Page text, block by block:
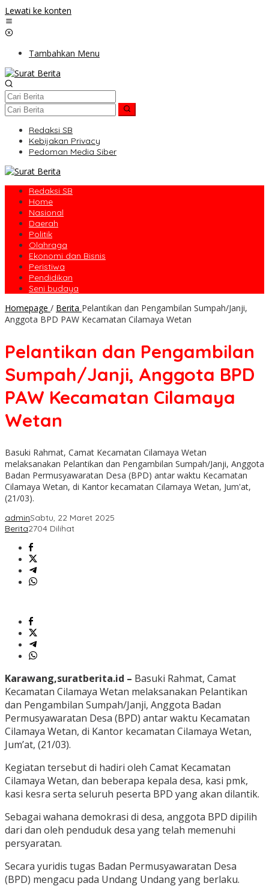
Lewati ke konten
Tambahkan Menu
Redaksi SB
Kebijakan Privacy
Pedoman Media Siber
Redaksi SB
Home
Nasional
Daerah
Politik
Olahraga
Ekonomi dan Bisnis
Peristiwa
Pendidikan
Seni budaya
Homepage / Berita Pelantikan dan Pengambilan Sumpah/Janji,
Anggota BPD PAW Kecamatan Cilamaya Wetan
Pelantikan dan Pengambilan
Sumpah/Janji, Anggota BPD
PAW Kecamatan Cilamaya
Wetan
Basuki Rahmat, Camat Kecamatan Cilamaya Wetan
melaksanakan Pelantikan dan Pengambilan Sumpah/Janji, Anggota
Badan Permusyawaratan Desa (BPD) antar waktu Kecamatan
Cilamaya Wetan, di Kantor kecamatan Cilamaya Wetan, Jum'at,
(21/03).
adminSabtu, 22 Maret 2025
Berita2704 Dilihat
Karawang,suratberita.id – Basuki Rahmat, Camat
Kecamatan Cilamaya Wetan melaksanakan Pelantikan
dan Pengambilan Sumpah/Janji, Anggota Badan
Permusyawaratan Desa (BPD) antar waktu Kecamatan
Cilamaya Wetan, di Kantor kecamatan Cilamaya Wetan,
Jum’at, (21/03).
Kegiatan tersebut di hadiri oleh Camat Kecamatan
Cilamaya Wetan, dan beberapa kepala desa, kasi pmk,
kasi kesra serta seluruh peserta BPD yang akan dilantik.
Sebagai wahana demokrasi di desa, anggota BPD dipilih
dari dan oleh penduduk desa yang telah memenuhi
persyaratan.
Secara yuridis tugas Badan Permusyawaratan Desa
(BPD) mengacu pada Undang Undang yang berlaku.